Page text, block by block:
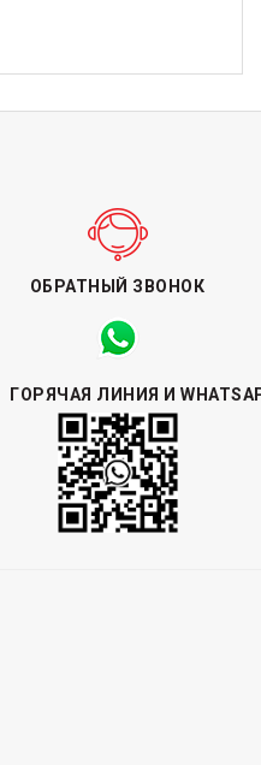
ОБРАТНЫЙ ЗВОНОК
ГОРЯЧАЯ ЛИНИЯ И